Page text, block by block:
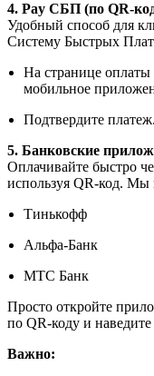
4. Pay СБП (по QR-
Удобный способ для
Систему Быстрых
На странице оплаты
мобильное
Подтвердите
5. Банковские
Оплачивайте быстро
используя QR-код. Мы
Тинькофф
Альфа-Банк
МТС Банк
Просто откройте
по QR-коду и
Важно: